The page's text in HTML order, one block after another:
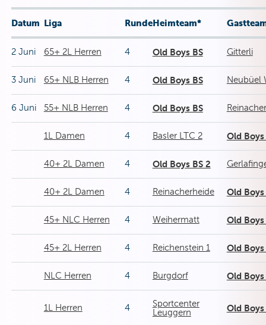
Datum Liga RundeHeimteam*
2 Juni 65+ 2L Herren 4 Old Boys BS Gitterli
3 Juni 65+ NLB Herren 4 Old Boys BS Neubüel
6 Juni 55+ NLB Herren 4 Old Boys BS
1L Damen 4 Basler LTC 2 Old Boys
40+ 2L Damen 4 Old Boys BS 2
40+ 2L Damen 4 Reinacherheide Old Boys
45+ NLC Herren 4 Weihermatt Old Boys
45+ 2L Herren 4 Reichenstein 1 Old Boys
NLC Herren 4 Burgdorf Old Boys
1L Herren 4
Sportcenter
Leuggern
Old Boys